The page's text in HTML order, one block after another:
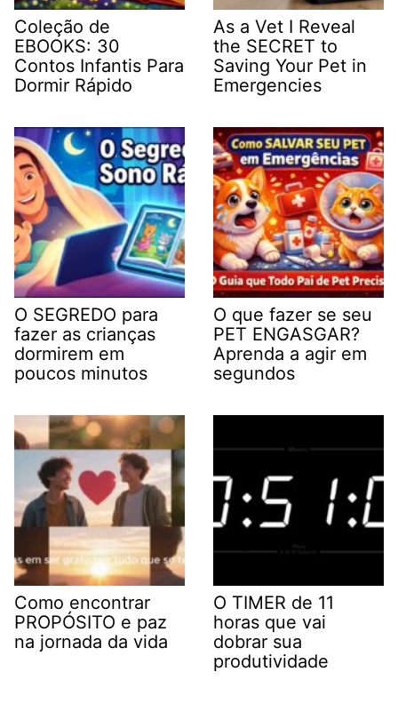
Coleção de
EBOOKS: 30
Contos Infantis Para
Dormir Rápido
As a Vet I Reveal
the SECRET to
Saving Your Pet in
Emergencies
O SEGREDO para
fazer as crianças
dormirem em
poucos minutos
O que fazer se seu
PET ENGASGAR?
Aprenda a agir em
segundos
Como encontrar
PROPÓSITO e paz
na jornada da vida
O TIMER de 11
horas que vai
dobrar sua
produtividade